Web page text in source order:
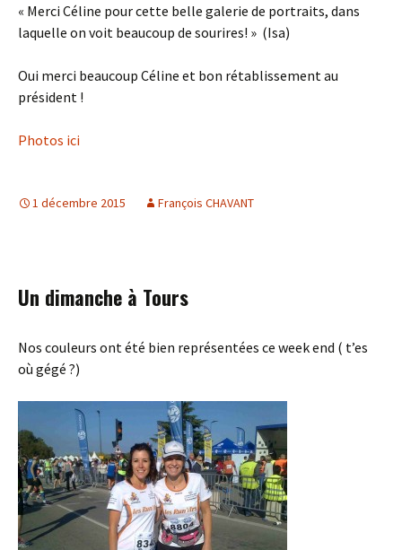
« Merci Céline pour cette belle galerie de portraits, dans
laquelle on voit beaucoup de sourires! » (Isa)
Oui merci beaucoup Céline et bon rétablissement au
président !
Photos ici
1 décembre 2015 François CHAVANT
Un dimanche à Tours
Nos couleurs ont été bien représentées ce week end ( t’es
où gégé ?)